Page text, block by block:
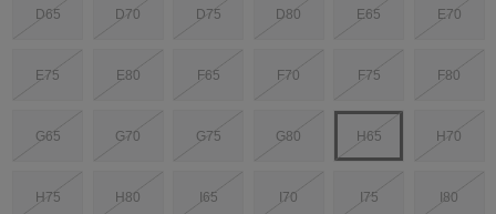
D65 D70 D75 D80 E65 E70
E75 E80 F65 F70 F75 F80
G65 G70 G75 G80 H65 H70
H75 H80 I65 I70 I75 I80